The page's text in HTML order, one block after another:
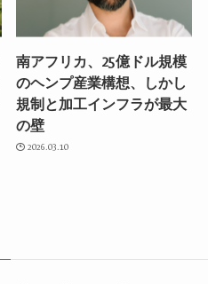
南アフリカ、25億ドル規模
のヘンプ産業構想、しかし
規制と加工インフラが最大
の壁
2026.03.10